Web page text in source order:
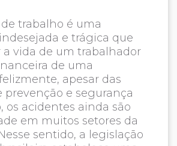
trabalho é uma
e trágica que
a vida de um trabalhador
de uma
apesar das
prevenção e segurança
os acidentes ainda são
em muitos setores da
sentido, a legislação